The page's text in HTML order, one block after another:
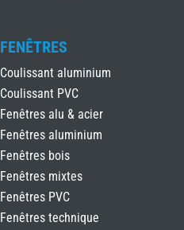
FENÊTRES
Coulissant aluminium
Coulissant PVC
Fenêtres alu & acier
Fenêtres aluminium
Fenêtres bois
Fenêtres mixtes
Fenêtres PVC
Fenêtres technique